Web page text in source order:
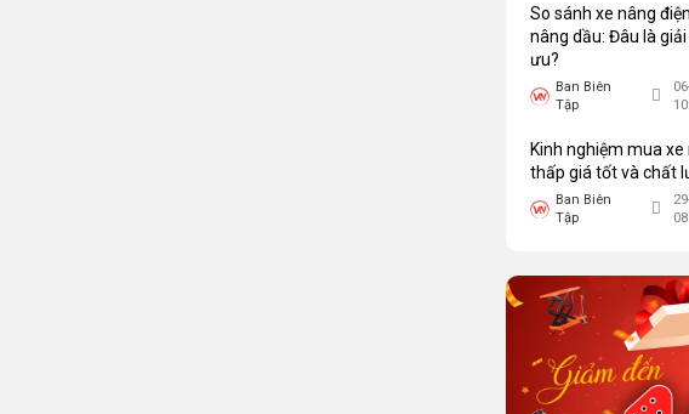
So sánh xe nâng
nâng dầu: Đâu là
ưu?
Ban Biên
Tập
Kinh nghiệm mua
thấp giá tốt và chất
Ban Biên
Tập